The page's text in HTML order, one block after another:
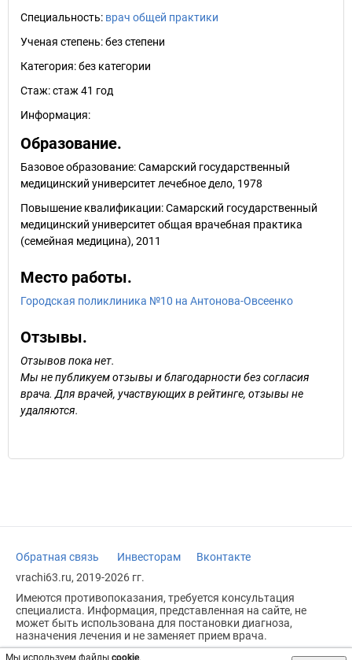
Мы используем файлы cookie.
Специальность: врач общей практики
Ученая степень:без степени
Категория:без категории
Стаж:стаж 41 год
Информация:
Образование.
Базовое образование: Самарский государственный
медицинский университет лечебное дело, 1978
Повышение квалификации: Самарский государственный
медицинский университет общая врачебная практика
(семейная медицина), 2011
Место работы.
Городская поликлиника №10 на Антонова-Овсеенко
Отзывы.
Отзывов пока нет.
Мы не публикуем отзывы и благодарности без согласия
врача. Для врачей, участвующих в рейтинге, отзывы не
удаляются.
Обратная связь Инвесторам
Вконтакте
vrachi63.ru, 2019-2026 гг.
Имеются противопоказания, требуется консультация
специалиста. Информация, представленная на сайте, не
может быть использована для постановки диагноза,
назначения лечения и не заменяет прием врача.
Возрастное ограничение: 18+